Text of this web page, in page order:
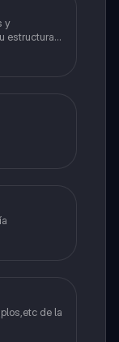
y
estructura y
de la